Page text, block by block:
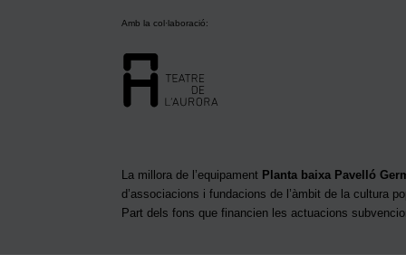
Amb la col·laboració:
La millora de l’equipament Planta baixa Pavelló
d’associacions i fundacions de l’àmbit de la cultura
Part dels fons que financien les actuacions